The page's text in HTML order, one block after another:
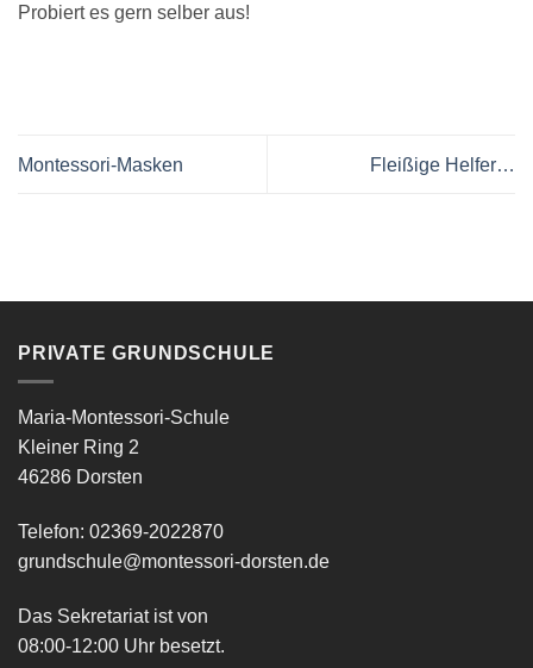
Probiert es gern selber aus!
Montessori-Masken Fleißige Helfer…
PRIVATE GRUNDSCHULE
Maria-Montessori-Schule
Kleiner Ring 2
46286 Dorsten
Telefon: 02369-2022870
grundschule@montessori-dorsten.de
Das Sekretariat ist von
08:00-12:00 Uhr besetzt.